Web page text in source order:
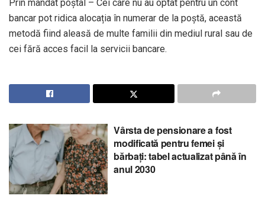
Prin mandat poștal – Cei care nu au optat pentru un cont
bancar pot ridica alocația în numerar de la poștă, această
metodă fiind aleasă de multe familii din mediul rural sau de
cei fără acces facil la servicii bancare.
Vârsta de pensionare a fost
modificată pentru femei și
bărbați: tabel actualizat până în
anul 2030